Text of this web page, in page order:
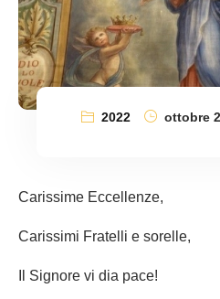
2022 ottobre
Carissime Eccellenze,
Carissimi Fratelli e sorelle,
Il Signore vi dia pace!